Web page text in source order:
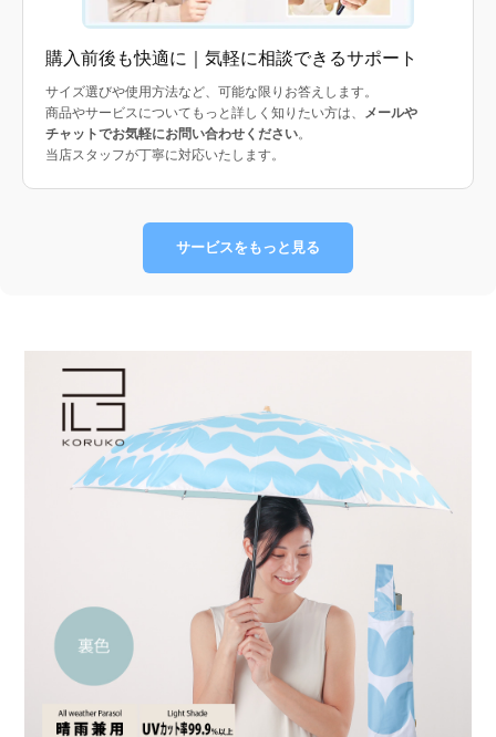
購入前後も快適に｜気軽に相談できるサポート
サイズ選びや使用方法など、可能な限りお答えします。
商品やサービスについてもっと詳しく知りたい方は、
メールや
チャットでお気軽にお問い合わせください。
当店スタッフが丁寧に対応いたします。
サービスをもっと見る